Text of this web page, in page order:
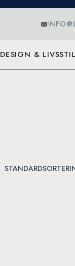
DESIGN & LIVSSTIL